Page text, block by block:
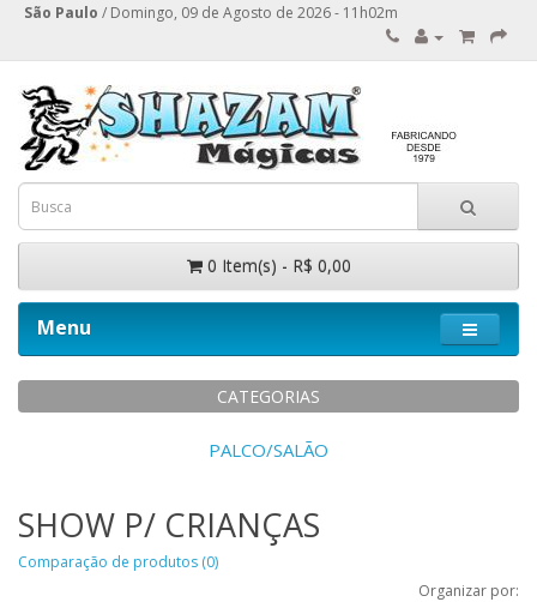
São Paulo / Domingo, 09 de Agosto de 2026 - 11h02m
0 Item(s) - R$ 0,00
Menu
CATEGORIAS
CLOSE-UP
SHOW P/ CRIANÇAS
Comparação de produtos (0)
Organizar por: